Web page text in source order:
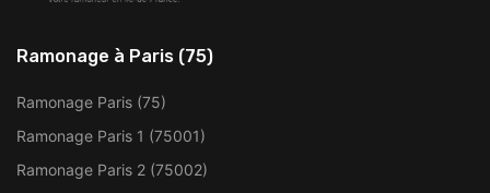
Ramonage à Paris (75)
Ramonage Paris (75)
Ramonage Paris 1 (75001)
Ramonage Paris 2 (75002)